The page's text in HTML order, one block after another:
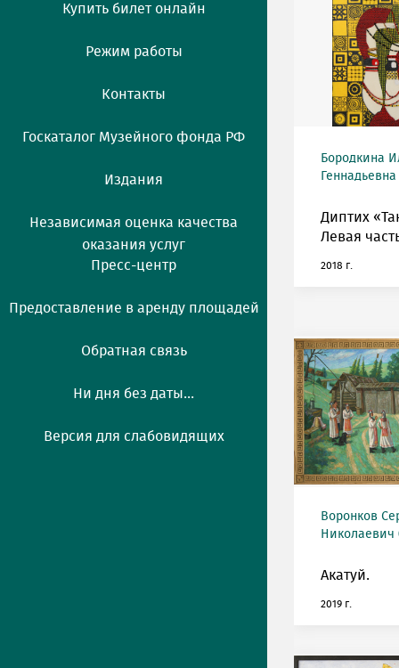
Купить билет онлайн
Режим работы
Контакты
Госкаталог Музейного фонда РФ
Издания
Независимая оценка качества
оказания услуг
Пресс-центр
Предоставление в аренду площадей
Обратная связь
Ни дня без даты...
Версия для слабовидящих
Бородкина
Диптих
Левая
2018 г.
Воронков
Николаевич
Акатуй.
2019 г.